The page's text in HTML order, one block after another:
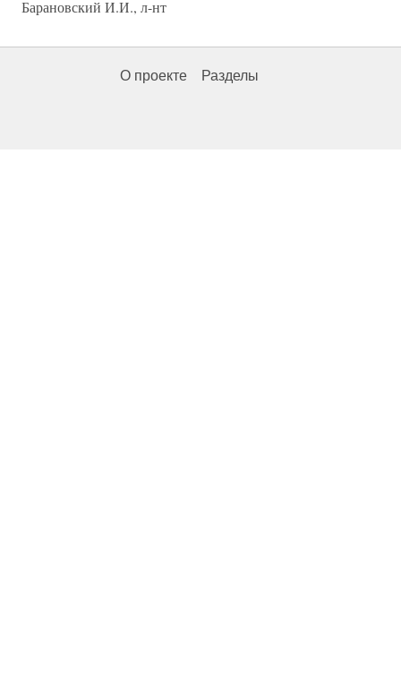
Барановский И.И., л-нт
О проекте Разделы